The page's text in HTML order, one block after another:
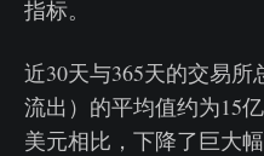
指标。
近30天与365天的交易
流出）的平均值约为15
美元相比，下降了巨大